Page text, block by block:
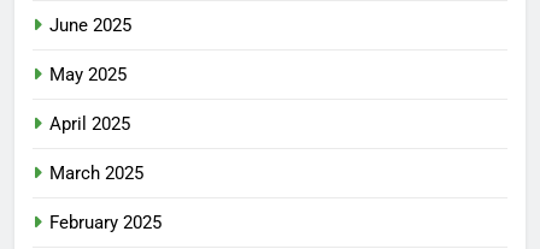
June 2025
May 2025
April 2025
March 2025
February 2025